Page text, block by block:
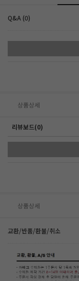
Q&A (0)
상품상세
리뷰보드(0)
상품상세
교환/반품/환불/취소